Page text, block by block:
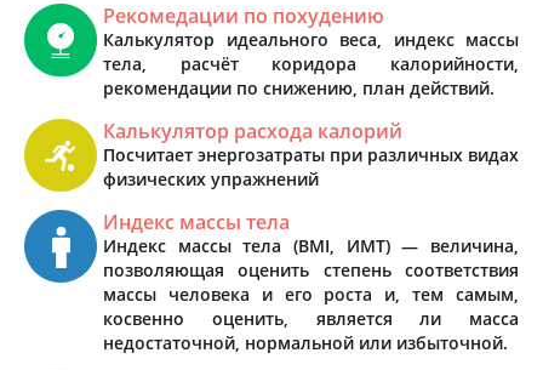
Рекомедации по похудению
Калькулятор идеального веса, индекс массы
тела, расчёт коридора калорийности,
рекомендации по снижению, план действий.
Калькулятор расхода калорий
Посчитает энергозатраты при различных видах
физических упражнений
Индекс массы тела
Индекс массы тела (BMI, ИМТ) — величина,
позволяющая оценить степень соответствия
массы человека и его роста и, тем самым,
косвенно оценить, является ли масса
недостаточной, нормальной или избыточной.